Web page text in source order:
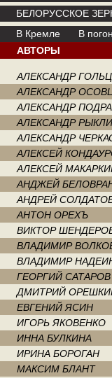
БЕЛОРУССКОЕ
В Кремле
В
АВТОРЫ
АЛЕКСАНДР ГОЛЬЦ
АЛЕКСАНДР
АЛЕКСАНДР
АЛЕКСАНДР
АЛЕКСАНДР
АЛЕКСЕЙ
АЛЕКСЕЙ
АНДЖЕЙ
АНДРЕЙ
АНТОН ОРЕХЪ
ВИКТОР
ВЛАДИМИР
ВЛАДИМИР
ГЕОРГИЙ САТАРОВ
ДМИТРИЙ
ЕВГЕНИЙ ЯСИН
ИГОРЬ ЯКОВЕНКО
ИННА БУЛКИНА
ИРИНА БОРОГАН
МАКСИМ БЛАНТ